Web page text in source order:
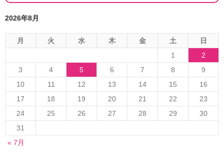
ョ
ン
2026年8月
月 火 水 木 金 土
日
1
2
3
4 5 6 7 8
9
10
11 12 13 14 15
16
17
18 19 20 21 22
23
24
25 26 27 28 29
30
31
« 7月